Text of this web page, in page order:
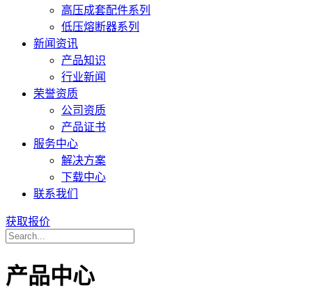
高压成套配件系列
低压熔断器系列
新闻资讯
产品知识
行业新闻
荣誉资质
公司资质
产品证书
服务中心
解决方案
下载中心
联系我们
获取报价
产品中心